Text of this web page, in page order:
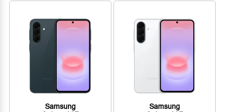
Samsung
Samsung